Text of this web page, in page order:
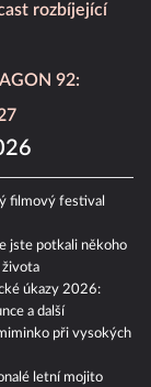
rozbíjející
92:
filmový festival
jste potkali někoho
života
úkazy 2026:
a další
při vysokých
letní mojito